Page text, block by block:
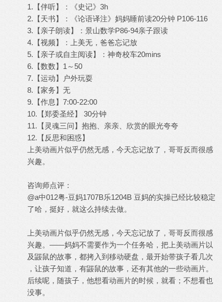
1.【伴听】：《史记》3h
2.【天书】：《论语译注》妈妈睡前读20分钟 P106-116
3.【亲子朗读】：景山数学P86-94亲子跟读
4.【视频】：上美无，爸爸忘记放
5.【亲子或自主阅读】：神奇校车20mins
6.【数数】1～50
7.【运动】户外玩耍
8.【家务】无
9.【作息】7:00-22:00
10.【郑委圣经】 30分钟
11.【灵魂三问】抱抱、亲亲、欣赏的眼光夸夸
12.【反思和困惑】
上美动画片似乎仍然无感，今天忘记放了，哥哥反而很感
兴趣。
咨询师点评：
@a中012粤-豆妈1707B乐1204B 豆妈的实操已经比较稳定
了哈，挺好，就这么持续去做。
上美动画片似乎仍然无感，今天忘记放了，哥哥反而很感
兴趣。——妈妈不需要作为一个任务哈，把上美动画片以
及鼹鼠的故事，都拷入到移动硬盘，最开始带孩子看几次
，让孩子知道，有鼹鼠的故事，还有其他的一些动画片。
后续呢，随孩子，他想看动画片的时候，就看；不想看也
没事。